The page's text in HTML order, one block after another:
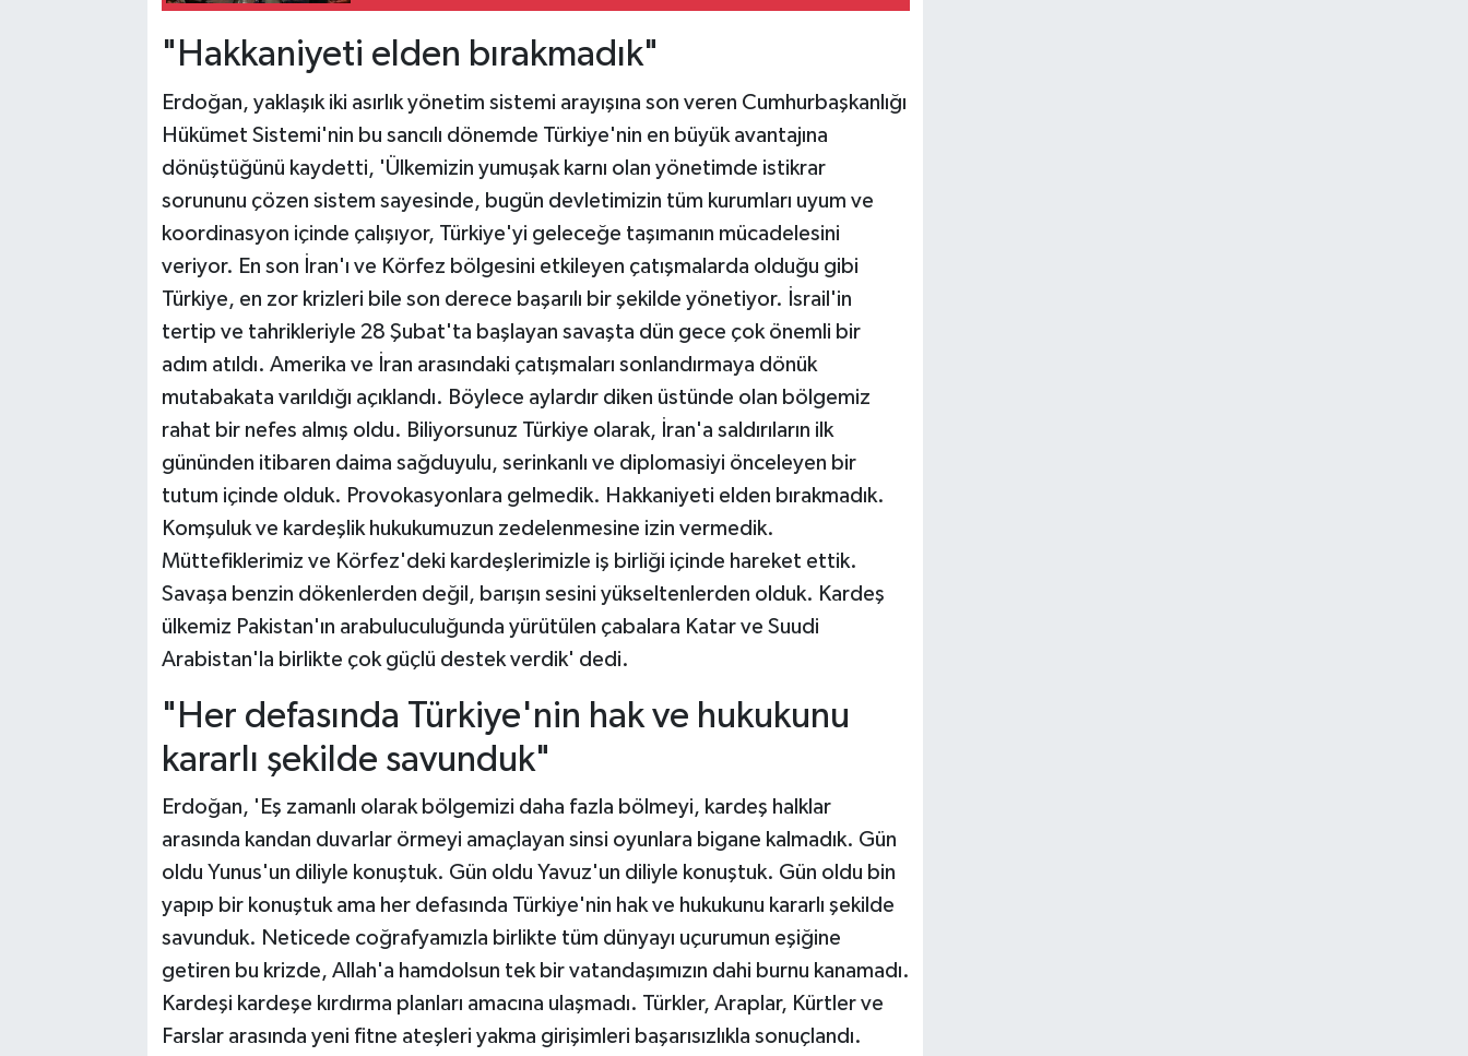
"Hakkaniyeti elden bırakmadık"
Erdoğan, yaklaşık iki asırlık yönetim sistemi arayışına son veren Cumhurbaşkanlığı
Hükümet Sistemi'nin bu sancılı dönemde Türkiye'nin en büyük avantajına
dönüştüğünü kaydetti, 'Ülkemizin yumuşak karnı olan yönetimde istikrar
sorununu çözen sistem sayesinde, bugün devletimizin tüm kurumları uyum ve
koordinasyon içinde çalışıyor, Türkiye'yi geleceğe taşımanın mücadelesini
veriyor. En son İran'ı ve Körfez bölgesini etkileyen çatışmalarda olduğu gibi
Türkiye, en zor krizleri bile son derece başarılı bir şekilde yönetiyor. İsrail'in
tertip ve tahrikleriyle 28 Şubat'ta başlayan savaşta dün gece çok önemli bir
adım atıldı. Amerika ve İran arasındaki çatışmaları sonlandırmaya dönük
mutabakata varıldığı açıklandı. Böylece aylardır diken üstünde olan bölgemiz
rahat bir nefes almış oldu. Biliyorsunuz Türkiye olarak, İran'a saldırıların ilk
gününden itibaren daima sağduyulu, serinkanlı ve diplomasiyi önceleyen bir
tutum içinde olduk. Provokasyonlara gelmedik. Hakkaniyeti elden bırakmadık.
Komşuluk ve kardeşlik hukukumuzun zedelenmesine izin vermedik.
Müttefiklerimiz ve Körfez'deki kardeşlerimizle iş birliği içinde hareket ettik.
Savaşa benzin dökenlerden değil, barışın sesini yükseltenlerden olduk. Kardeş
ülkemiz Pakistan'ın arabuluculuğunda yürütülen çabalara Katar ve Suudi
Arabistan'la birlikte çok güçlü destek verdik' dedi.
"Her defasında Türkiye'nin hak ve hukukunu
kararlı şekilde savunduk"
Erdoğan, 'Eş zamanlı olarak bölgemizi daha fazla bölmeyi, kardeş halklar
arasında kandan duvarlar örmeyi amaçlayan sinsi oyunlara bigane kalmadık. Gün
oldu Yunus'un diliyle konuştuk. Gün oldu Yavuz'un diliyle konuştuk. Gün oldu bin
yapıp bir konuştuk ama her defasında Türkiye'nin hak ve hukukunu kararlı şekilde
savunduk. Neticede coğrafyamızla birlikte tüm dünyayı uçurumun eşiğine
getiren bu krizde, Allah'a hamdolsun tek bir vatandaşımızın dahi burnu kanamadı.
Kardeşi kardeşe kırdırma planları amacına ulaşmadı. Türkler, Araplar, Kürtler ve
Farslar arasında yeni fitne ateşleri yakma girişimleri başarısızlıkla sonuçlandı.